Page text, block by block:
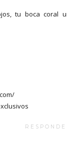
tu boca coral